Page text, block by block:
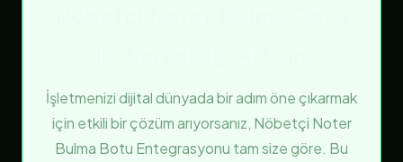
İşletmenizi dijital dünyada bir adım öne çıkarmak
için etkili bir çözüm arıyorsanız, Nöbetçi Noter
Bulma Botu Entegrasyonu tam size göre. Bu